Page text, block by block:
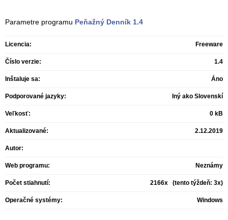
Parametre programu Peňažný Denník 1.4
Licencia: Freeware
Číslo verzie: 1.4
Inštaluje sa: Áno
Podporované jazyky: Iný ako Slovenskí
Veľkosť: 0 kB
Aktualizované: 2.12.2019
Autor:
Web programu: Neznámy
Počet stiahnutí: 2166x (tento týždeň: 3x)
Operačné systémy: Windows